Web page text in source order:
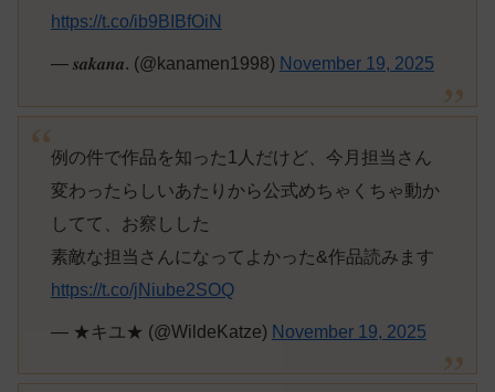
https://t.co/ib9BIBfOiN
— 𝒔𝒂𝒌𝒂𝒏𝒂. (@kanamen1998) November 19, 2025
例の件で作品を知った1人だけど、今月担当さん
変わったらしいあたりから公式めちゃくちゃ動か
してて、お察しした
素敵な担当さんになってよかった&作品読みます
https://t.co/jNiube2SOQ
— ★キユ★ (@WildeKatze) November 19, 2025